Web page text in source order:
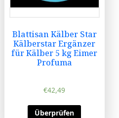
Blattisan Kälber Star
Kälberstar Ergänzer
für Kälber 5 kg Eimer
Profuma
€42,49
Überprüfen